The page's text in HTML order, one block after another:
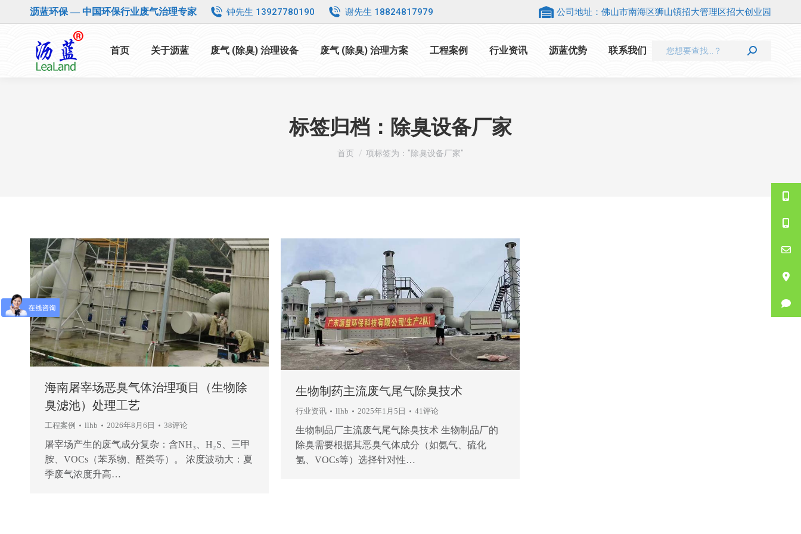
沥蓝环保 — 中国环保行业废气治理专家 钟先生 13927780190 谢先生 18824817979 公司地址：佛山市南海区狮山镇招大管理区招大创业园
首页 关于沥蓝 废气 (除臭) 治理设备 废气 (除臭) 治理方案 工程案例 行业资讯 沥蓝优势 联系我们 Search:
标签归档： 除臭设备厂家
您在这里：
首页 项标签为："除臭设备厂家"
海南屠宰场恶臭气体治理项目（生物除
臭滤池）处理工艺
工程案例 llhb 2026年8月6日 38评论
屠宰场产生的废气成分复杂：含NH₃、H₂S、三甲
胺、VOCs（苯系物、醛类等）。 浓度波动大：夏
季废气浓度升高…
生物制药主流废气尾气除臭技术
行业资讯 llhb 2025年1月5日 41评论
生物制品厂主流废气尾气除臭技术 生物制品厂的
除臭需要根据其恶臭气体成分（如氨气、硫化
氢、VOCs等）选择针对性…